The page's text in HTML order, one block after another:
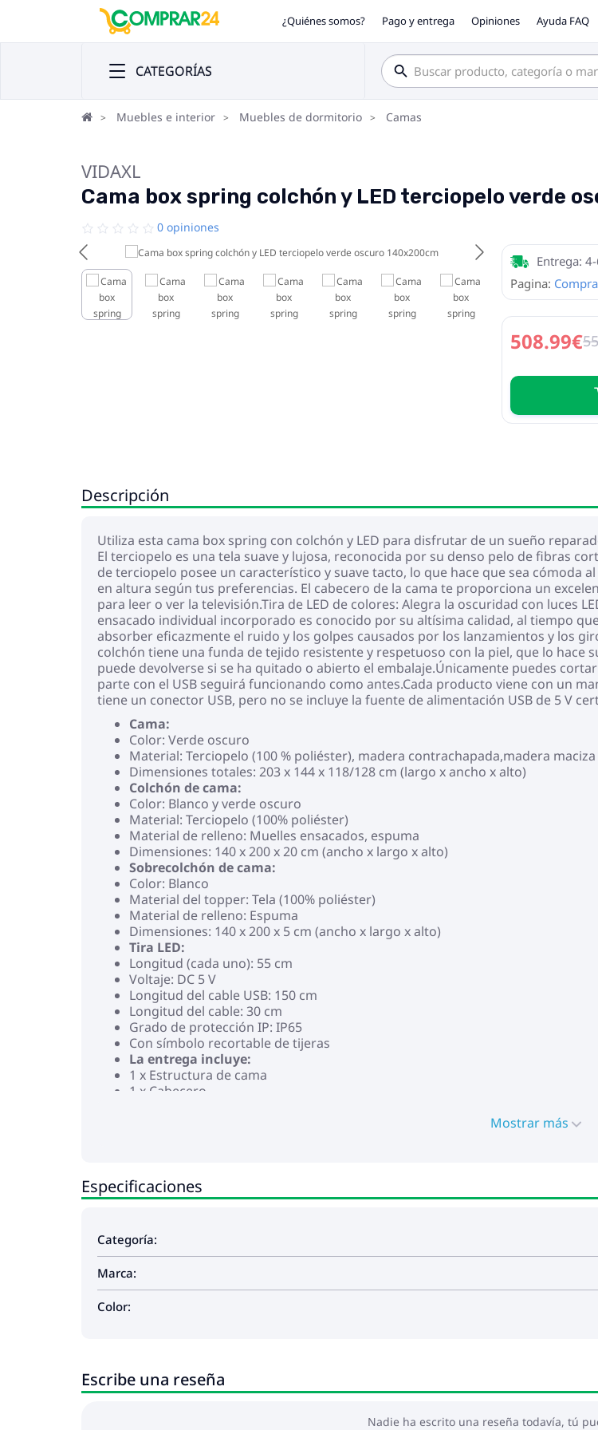
¿Quiénes somos? Pago y entrega Opiniones Ayuda FAQ
CATEGORÍAS
Muebles e interior Muebles de dormitorio Camas
VIDAXL
Cama box spring colchón y LED terciopelo verde
0 opiniones
Entrega:
Pagina:
508.99€
Descripción
Utiliza esta cama box spring con colchón y LED para disfrutar de un sueño
El terciopelo es una tela suave y lujosa, reconocida por su denso pelo de fibras
de terciopelo posee un característico y suave tacto, lo que hace que sea cómoda
en altura según tus preferencias. El cabecero de la cama te proporciona un
para leer o ver la televisión.Tira de LED de colores: Alegra la oscuridad con luces
ensacado individual incorporado es conocido por su altísima calidad, al tiempo
absorber eficazmente el ruido y los golpes causados por los lanzamientos y los
colchón tiene una funda de tejido resistente y respetuoso con la piel, que lo hace
puede devolverse si se ha quitado o abierto el embalaje.Únicamente puedes
parte con el USB seguirá funcionando como antes.Cada producto viene con un
tiene un conector USB, pero no se incluye la fuente de alimentación USB de 5 V
Cama:
Color: Verde oscuro
Material: Terciopelo (100 % poliéster), madera contrachapada,madera
Dimensiones totales: 203 x 144 x 118/128 cm (largo x ancho x alto)
Colchón de cama:
Color: Blanco y verde oscuro
Material: Terciopelo (100% poliéster)
Material de relleno: Muelles ensacados, espuma
Dimensiones: 140 x 200 x 20 cm (ancho x largo x alto)
Sobrecolchón de cama:
Color: Blanco
Material del topper: Tela (100% poliéster)
Material de relleno: Espuma
Dimensiones: 140 x 200 x 5 cm (ancho x largo x alto)
Tira LED:
Longitud (cada uno): 55 cm
Voltaje: DC 5 V
Longitud del cable USB: 150 cm
Longitud del cable: 30 cm
Grado de protección IP: IP65
Con símbolo recortable de tijeras
La entrega incluye:
1 x Estructura de cama
1 x Cabecero
sobrecalentamiento y puede provocar daños al dispositivo y el riesgo potencial de
Mostrar más
Especificaciones
Categoría:
Marca:
Color:
Escribe una reseña
Nadie ha escrito una reseña todavía, tú